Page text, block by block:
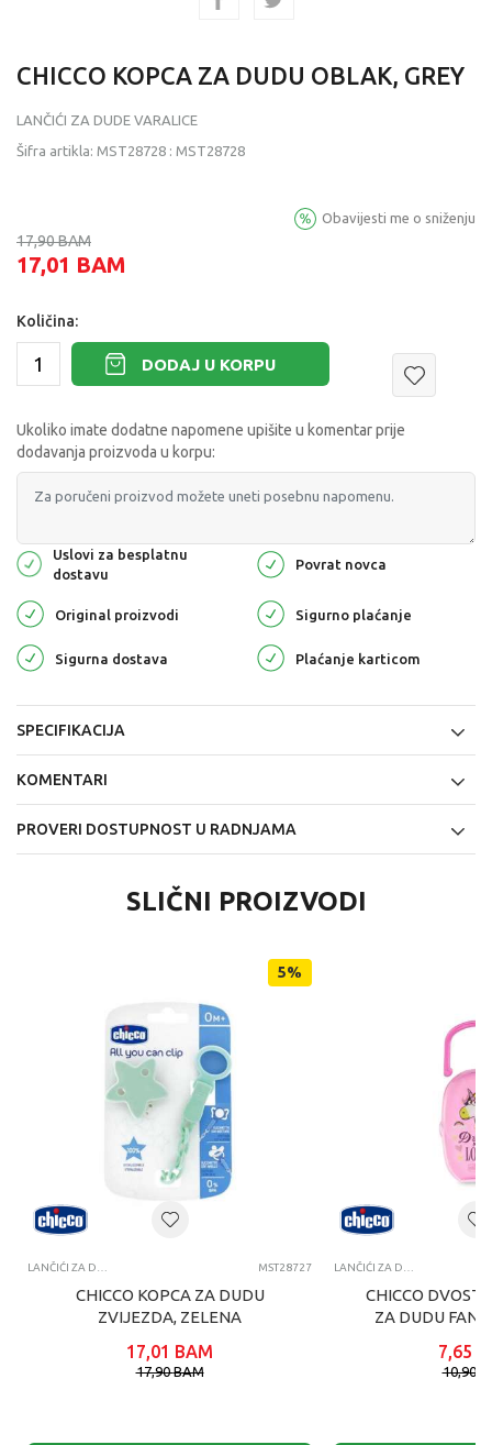
CHICCO KOPCA ZA DUDU OBLAK, GREY
LANČIĆI ZA DUDE VARALICE
Šifra artikla: MST28728 : MST28728
17,90BAM
17,01 BAM
Obavijesti me o sniženju
Količina:
DODAJ U KORPU
Ukoliko imate dodatne napomene upišite u komentar prije
dodavanja proizvoda u korpu:
Uslovi za besplatnu
dostavu
Povrat novca
Original proizvodi Sigurno plaćanje
Sigurna dostava Plaćanje karticom
SPECIFIKACIJA
KOMENTARI
PROVERI DOSTUPNOST U RADNJAMA
SLIČNI PROIZVODI
5%
MST28727
CHICCO KOPCA ZA DUDU
ZVIJEZDA, ZELENA
17,01 BAM
17,90BAM
CHICCO
ZA DUDU
7,65
10,90